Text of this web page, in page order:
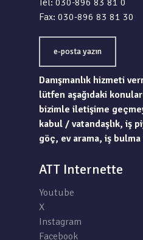
Tel: 030-896 83 81 0
Fax: 030-896 83 81 30
e-posta yazın
Danışmanlık hizmeti
lütfen aşağıdaki
bizimle iletişime
kabul / vatandaşlık, iş
göç, ev arama, iş
ATT Internette
Youtube
X
Instagram
Facebook